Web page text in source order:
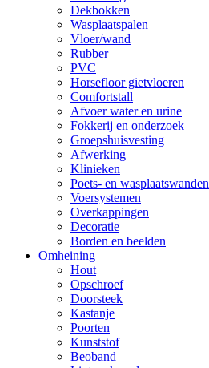
Dekbokken
Wasplaatspalen
Vloer/wand
Rubber
PVC
Horsefloor gietvloeren
Comfortstall
Afvoer water en urine
Fokkerij en onderzoek
Groepshuisvesting
Afwerking
Klinieken
Poets- en wasplaatswanden
Voersystemen
Overkappingen
Decoratie
Borden en beelden
Omheining
Hout
Opschroef
Doorsteek
Kastanje
Poorten
Kunststof
Beoband